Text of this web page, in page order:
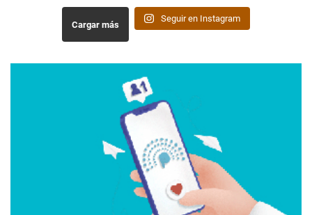
Cargar más
Seguir en Instagram